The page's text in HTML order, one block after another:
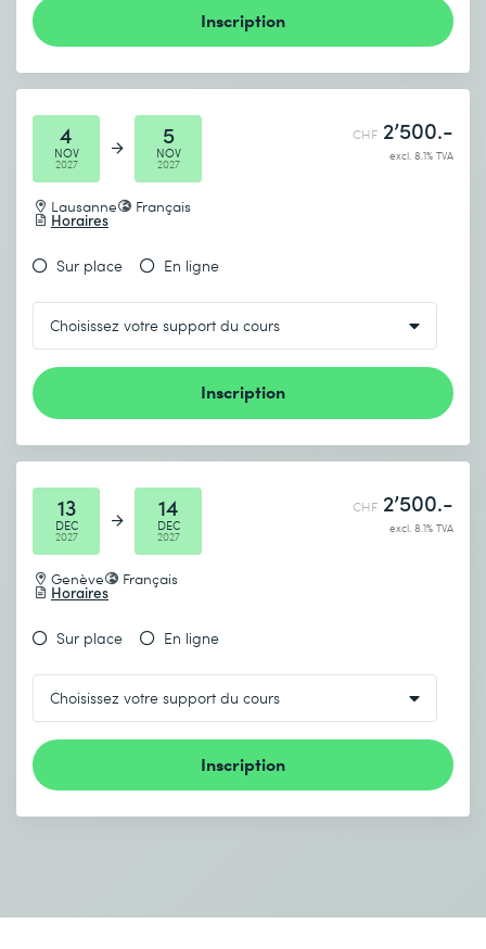
Inscription
4
NOV
2027
5
NOV
2027
Lausanne Français
Horaires
CHF 2’500.-
excl. 8.1% TVA
Sur place En ligne
Inscription
13
DEC
2027
14
DEC
2027
Genève Français
Horaires
CHF 2’500.-
excl. 8.1% TVA
Sur place En ligne
Inscription